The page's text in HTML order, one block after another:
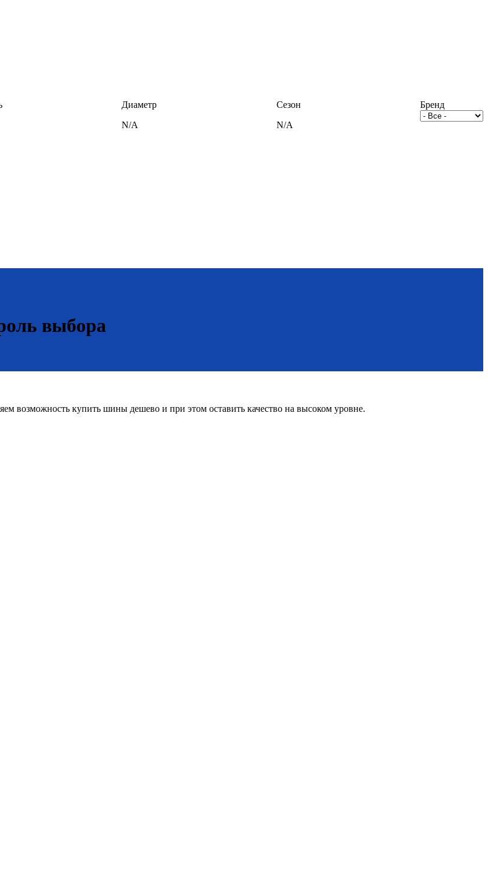
Диаметр
N/A
Сезон
N/A
Бренд
выбора
возможность купить шины дешево и при этом оставить качество на высоком уровне.